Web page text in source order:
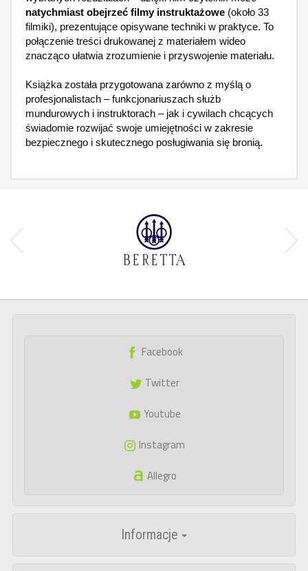
natychmiast obejrzeć filmy instruktażowe (około 33
filmiki), prezentujące opisywane techniki w praktyce. To
połączenie treści drukowanej z materiałem wideo
znacząco ułatwia zrozumienie i przyswojenie materiału.
Książka została przygotowana zarówno z myślą o
profesjonalistach – funkcjonariuszach służb
mundurowych i instruktorach – jak i cywilach chcących
świadomie rozwijać swoje umiejętności w zakresie
bezpiecznego i skutecznego posługiwania się bronią.
Facebook
Twitter
Youtube
Instagram
Allegro
Informacje